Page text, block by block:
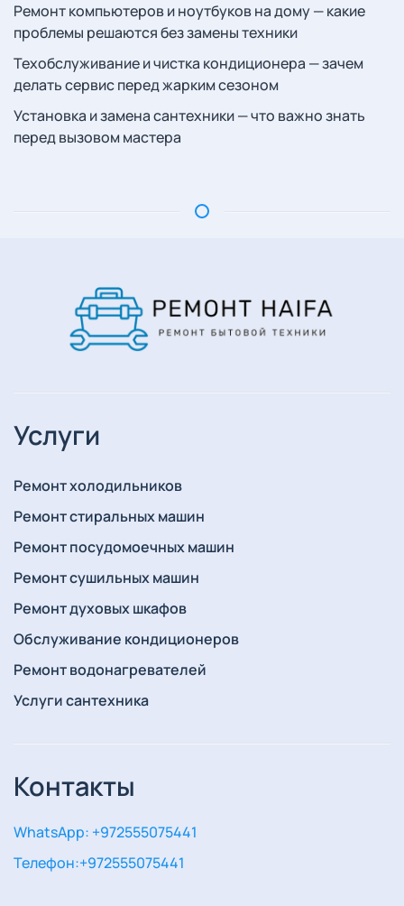
Ремонт компьютеров и ноутбуков на дому — какие
проблемы решаются без замены техники
Техобслуживание и чистка кондиционера — зачем
делать сервис перед жарким сезоном
Установка и замена сантехники — что важно знать
перед вызовом мастера
Услуги
Ремонт холодильников
Ремонт стиральных машин
Ремонт посудомоечных машин
Ремонт сушильных машин
Ремонт духовых шкафов
Обслуживание кондиционеров
Ремонт водонагревателей
Услуги сантехника
Контакты
WhatsApp: +972555075441
Телефон:+972555075441